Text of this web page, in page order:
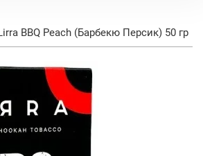
BBQ Peach (Барбекю Персик) 50 гр